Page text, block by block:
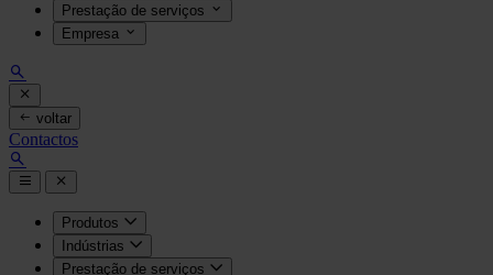
Prestação de serviços
Empresa
voltar
Contactos
Produtos
Indústrias
Prestação de serviços